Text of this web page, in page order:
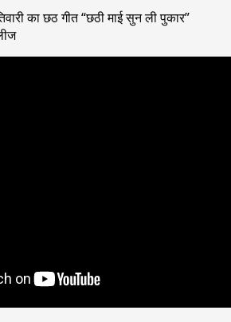
का छठ गीत “छठी माई सुन ली पुकार”